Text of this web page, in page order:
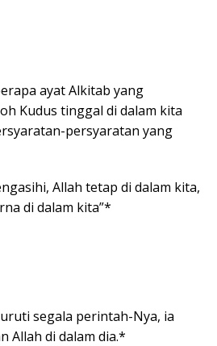
ayat Alkitab yang
Kudus tinggal di dalam kita
persyaratan yang
Allah tetap di dalam kita,
di dalam kita”*
segala perintah-Nya, ia
Allah di dalam dia.*